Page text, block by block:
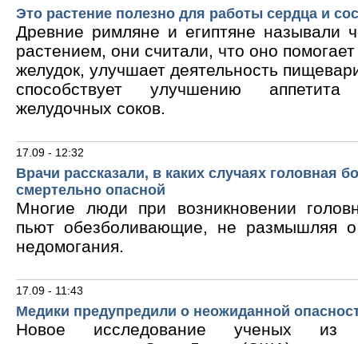
Это растение полезно для работы сердца и
Древние римляне и египтяне называли
растением, они считали, что оно
желудок, улучшает деятельность
способствует улучшению
желудочных соков.
17.09 - 12:32
Врачи рассказали, в каких случаях головная
смертельно опасной
Многие люди при возникновении
пьют обезболивающие, не размышляя о
недомогания.
17.09 - 11:43
Медики предупредили о неожиданной
Новое исследование ученых из